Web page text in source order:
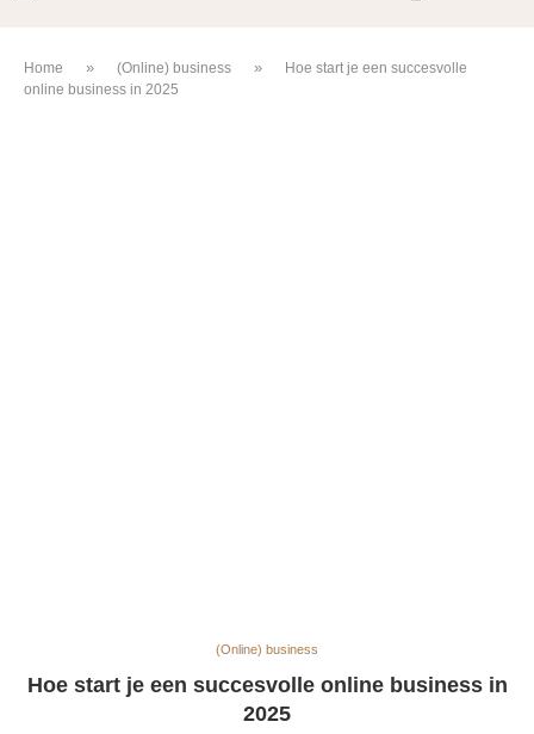
Home » (Online) business »
Hoe start je een succesvolle
online business in 2025
(Online) business
Hoe start je een succesvolle online business in
2025